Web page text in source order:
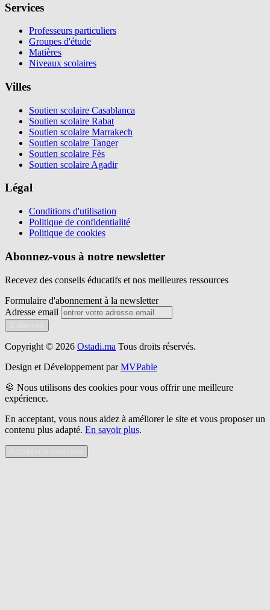
Services
Professeurs particuliers
Groupes d'étude
Matières
Niveaux scolaires
Villes
Soutien scolaire Casablanca
Soutien scolaire Rabat
Soutien scolaire Marrakech
Soutien scolaire Tanger
Soutien scolaire Fès
Soutien scolaire Agadir
Légal
Conditions d'utilisation
Politique de confidentialité
Politique de cookies
Abonnez-vous à notre newsletter
Recevez des conseils éducatifs et nos meilleures ressources
Formulaire d'abonnement à la newsletter
Adresse email
Copyright © 2026 Ostadi.ma Tous droits réservés.
Design et Développement par MVPable
🍪 Nous utilisons des cookies pour vous offrir une meilleure
expérience.
En acceptant, vous nous aidez à améliorer le site et vous proposer un
contenu plus adapté. En savoir plus.